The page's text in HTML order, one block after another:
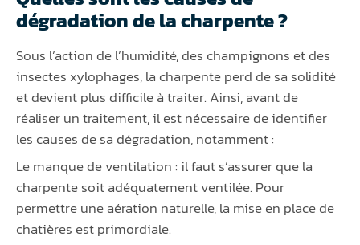
dégradation de la charpente ?
Sous l’action de l’humidité, des champignons et des
insectes xylophages, la charpente perd de sa solidité
et devient plus difficile à traiter. Ainsi, avant de
réaliser un traitement, il est nécessaire de identifier
les causes de sa dégradation, notamment :
Le manque de ventilation : il faut s’assurer que la
charpente soit adéquatement ventilée. Pour
permettre une aération naturelle, la mise en place de
chatières est primordiale.